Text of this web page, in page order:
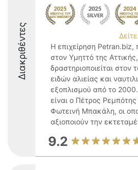
Διακριθέντες
Η επιχείρηση Petran.biz,
στον Υμηττό της Αττικής,
δραστηριοποιείται στον
ειδών αλιείας και
εξοπλισμού από το 2000.
είναι ο Πέτρος Ρεμπότης
Φωτεινή Μπακάλη, οι
αξιοποιούν την
9.2